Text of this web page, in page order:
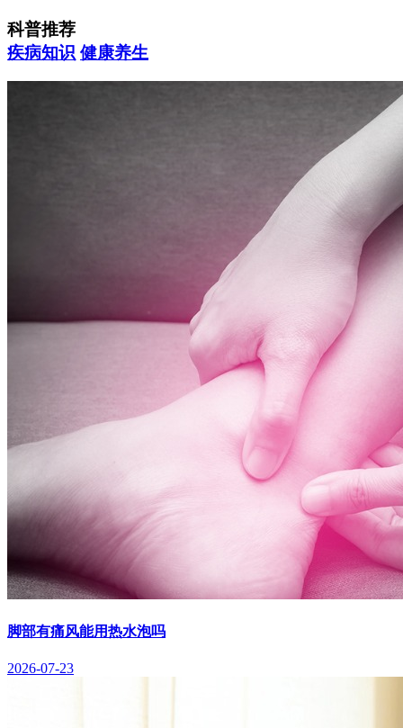
科普推荐
疾病知识 健康养生
脚部有痛风能用热水泡吗
2026-07-23